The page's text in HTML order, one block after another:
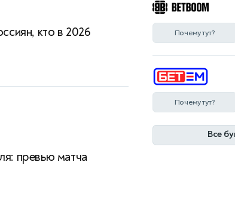
кто в 2026
превью матча
Почему тут?
Почему тут?
Все